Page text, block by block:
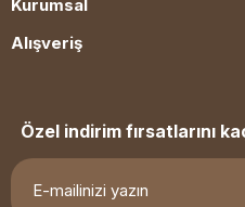
Kurumsal
Alışveriş
Özel indirim fırsatlarını